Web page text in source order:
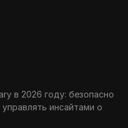
в 2026 году: безопасно
инсайтами о